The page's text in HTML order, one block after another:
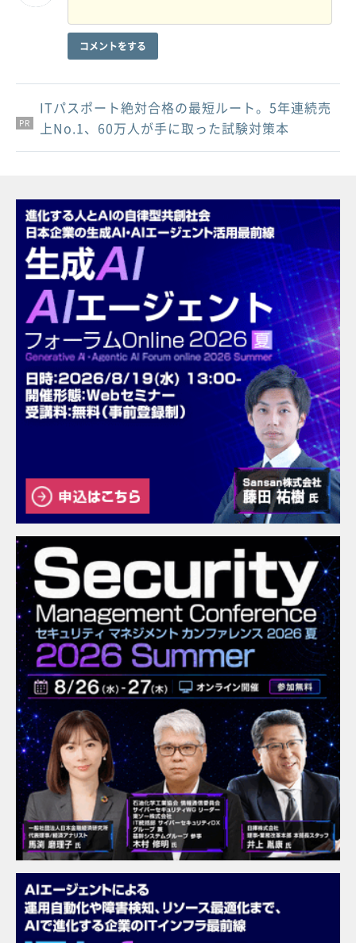
コメントをする
PR
PR
PR
ITパスポート絶対合格の最短ルート。5年連続売
上No.1、60万人が手に取った試験対策本